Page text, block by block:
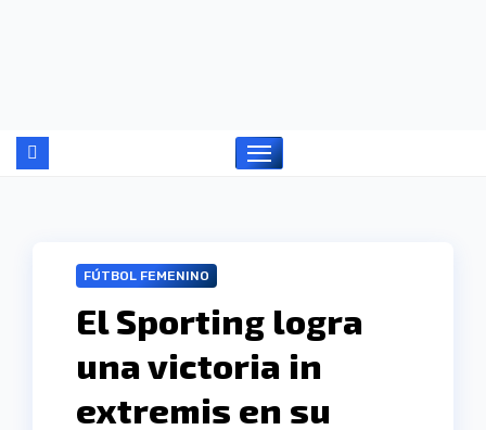
FÚTBOL FEMENINO
El Sporting logra
una victoria in
extremis en su